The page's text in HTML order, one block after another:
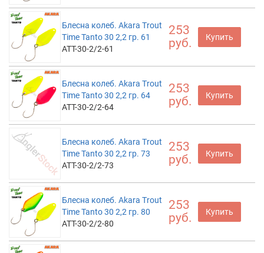
Блесна колеб. Akara Trout
Time Tanto 30 2,2 гр. 61
ATT-30-2/2-61
253
руб.
Купить
Блесна колеб. Akara Trout
Time Tanto 30 2,2 гр. 64
ATT-30-2/2-64
253
руб.
Купить
Блесна колеб. Akara Trout
Time Tanto 30 2,2 гр. 73
ATT-30-2/2-73
253
руб.
Купить
Блесна колеб. Akara Trout
Time Tanto 30 2,2 гр. 80
ATT-30-2/2-80
253
руб.
Купить